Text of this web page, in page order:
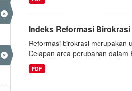
Indeks Reformasi
Reformasi birokrasi merupakan
Delapan area perubahan dalam
PDF